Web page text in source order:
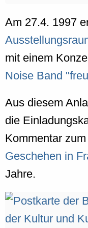
Am 27.4. 1997
mit einem
Noise Band
Aus diesem
die
Kommentar zum
Geschehen in
Jahre.